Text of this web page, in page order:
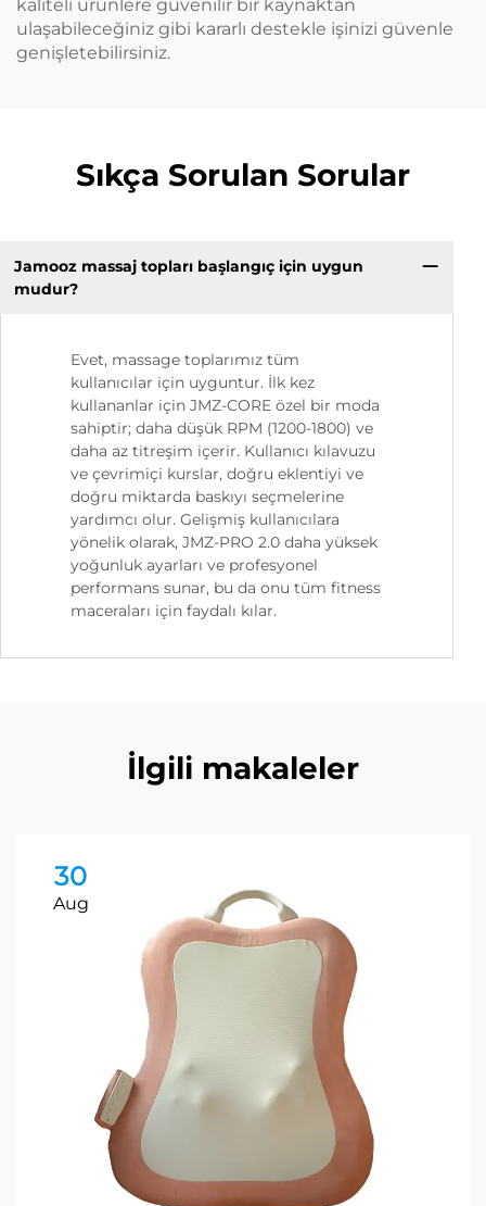
kaliteli ürünlere güvenilir bir kaynaktan
ulaşabileceğiniz gibi kararlı destekle işinizi güvenle
genişletebilirsiniz.
Sıkça Sorulan Sorular
Jamooz massaj topları başlangıç için uygun
mudur?
Evet, massage toplarımız tüm
kullanıcılar için uyguntur. İlk kez
kullananlar için JMZ-CORE özel bir moda
sahiptir; daha düşük RPM (1200-1800) ve
daha az titreşim içerir. Kullanıcı kılavuzu
ve çevrimiçi kurslar, doğru eklentiyi ve
doğru miktarda baskıyı seçmelerine
yardımcı olur. Gelişmiş kullanıcılara
yönelik olarak, JMZ-PRO 2.0 daha yüksek
yoğunluk ayarları ve profesyonel
performans sunar, bu da onu tüm fitness
maceraları için faydalı kılar.
İlgili makaleler
30
Aug